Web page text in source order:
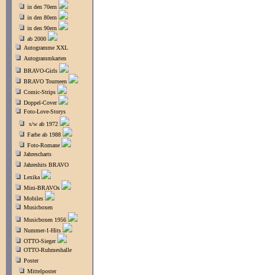
in den 70ern
in den 80ern
in den 90ern
ab 2000
Autogramme XXL
Autogrammkarten
BRAVO-Girls
BRAVO Tourneen
Comic-Strips
Doppel-Cover
Foto-Love-Storys
s/w ab 1972
Farbe ab 1988
Foto-Romane
Jahrescharts
Jahreshits BRAVO
Lexika
Mini-BRAVOs
Mobiles
Musicboxen
Musicboxen 1956
Nummer-1-Hits
OTTO-Sieger
OTTO-Ruhmeshalle
Poster
Mittelposter